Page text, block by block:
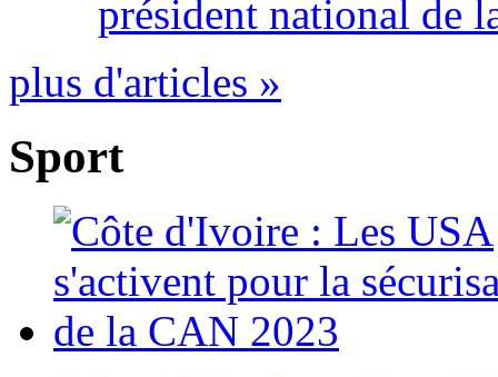
président national de
plus d'articles »
Sport